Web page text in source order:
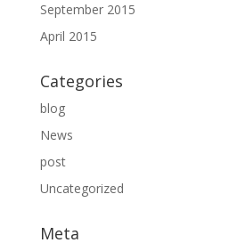
September 2015
April 2015
Categories
blog
News
post
Uncategorized
Meta